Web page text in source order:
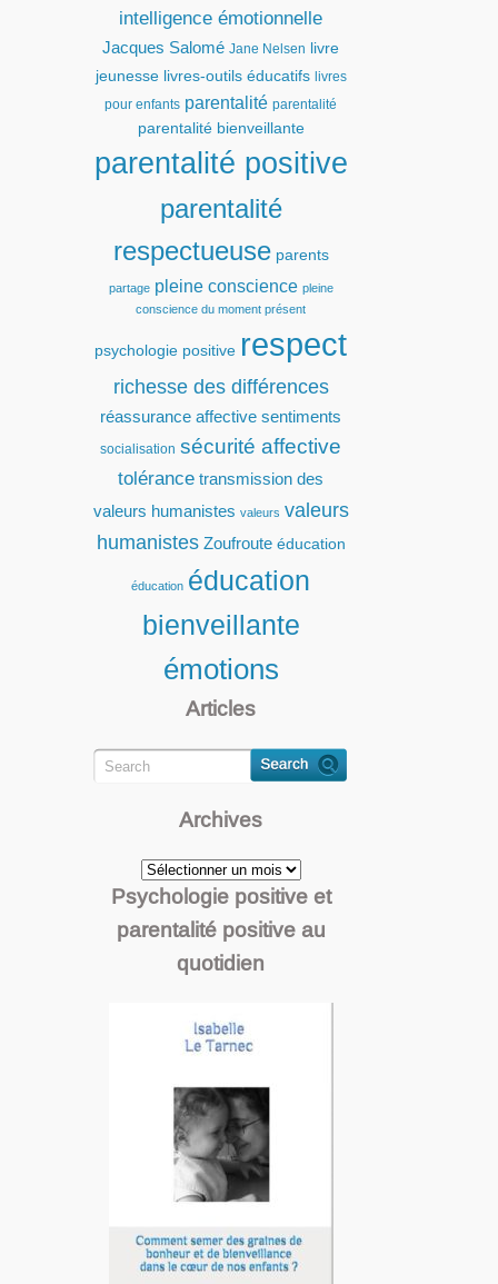
intelligence émotionnelle
Jacques Salomé Jane Nelsen
livre
jeunesse livres-outils éducatifs livres
pour enfants parentalité parentalité
parentalité bienveillante
parentalité positive
parentalité
respectueuse parents
partage pleine conscience pleine
conscience du moment présent
psychologie positive respect
richesse des différences
réassurance affective sentiments
socialisation sécurité affective
tolérance transmission des
valeurs humanistes valeurs valeurs
humanistes Zoufroute éducation
éducation éducation
bienveillante
émotions
Articles
Archives
Archives
Psychologie positive et
parentalité positive au
quotidien